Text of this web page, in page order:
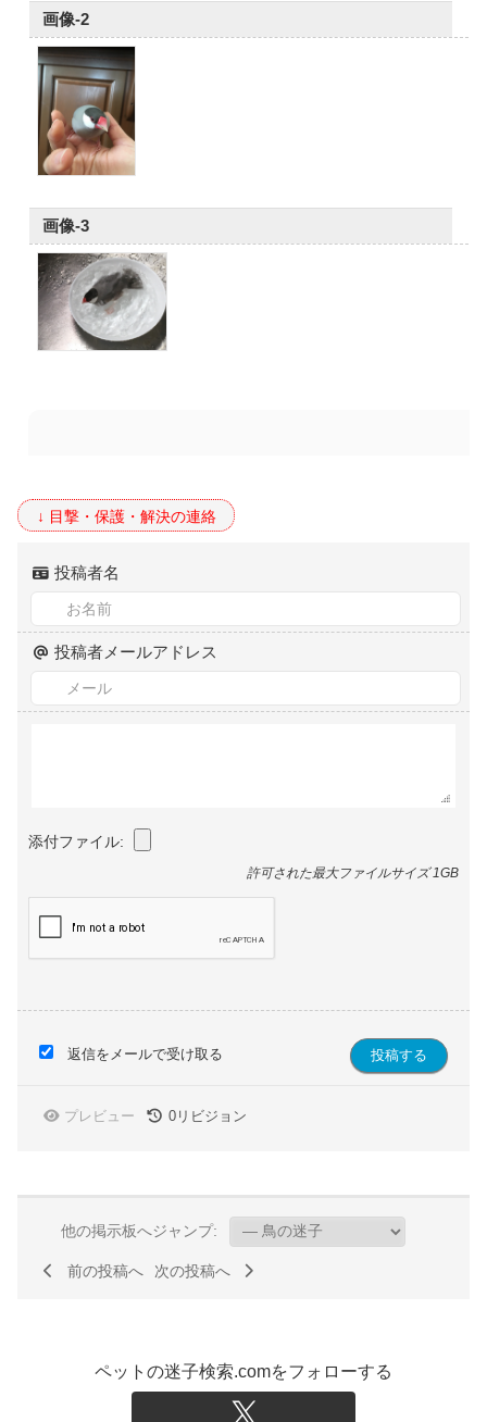
画像-2
画像-3
投稿者名
投稿者メールアドレス
添付ファイル:
許可された最大ファイルサイズ 1GB
返信をメールで受け取る
プレビュー 0リビジョン
他の掲示板へジャンプ:
前の投稿へ 次の投稿へ
ペットの迷子検索.comをフォローする